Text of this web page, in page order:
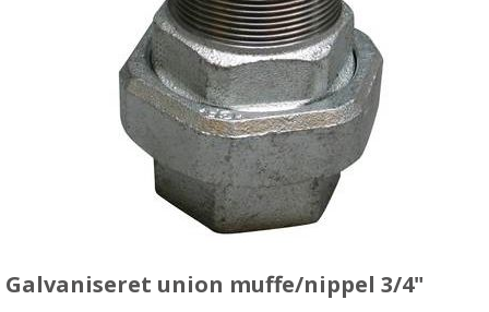
Galvaniseret union muffe/nippel 3/4"